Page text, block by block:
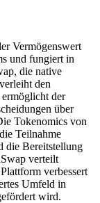
Vermögenswert
und fungiert in
die native
den
der
über
Tokenomics von
Teilnahme
die Bereitstellung
verteilt
verbessert
Umfeld in
wird.